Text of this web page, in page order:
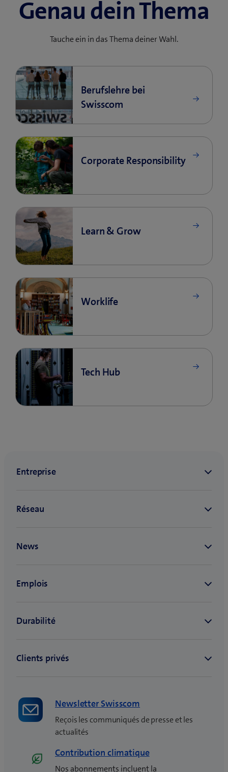
Genau dein Thema
Tauche ein in das Thema deiner Wahl.
Newsletter Swisscom
Reçois les communiqués de presse et les
actualités
Contribution climatique
Nos abonnements incluent la